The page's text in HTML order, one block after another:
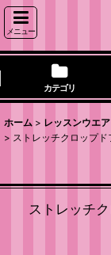
メニュー
カテゴリ
ホーム > レッスンウエア
> ストレッチクロップ
ストレッチ